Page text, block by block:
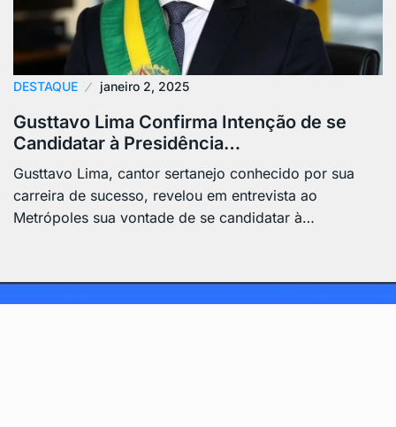
DESTAQUE janeiro 2, 2025
Gusttavo Lima Confirma Intenção de se
Candidatar à Presidência…
Gusttavo Lima, cantor sertanejo conhecido por sua
carreira de sucesso, revelou em entrevista ao
Metrópoles sua vontade de se candidatar à…